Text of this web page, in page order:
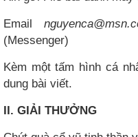
Email
(Messenger)
Kèm một tấm hình cá
dung bài viết.
II. GIẢI THƯỞNG